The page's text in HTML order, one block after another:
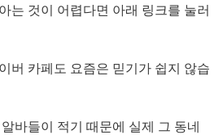
는 것이 어렵다면 아래 링크를 눌러
버 카페도 요즘은 믿기가 쉽지 않습
바들이 적기 때문에 실제 그 동네